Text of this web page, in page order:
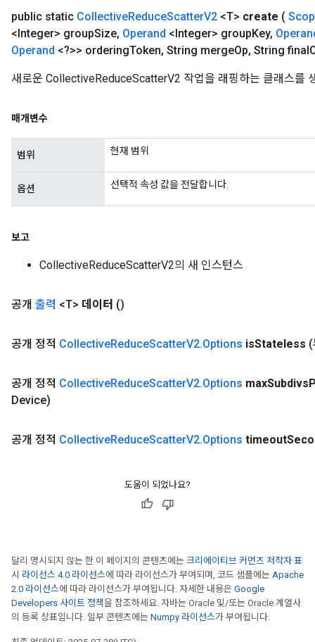
public static CollectiveReduceScatterV2 <T> create (
<Integer> groupSize, Operand <Integer> groupKey,
Operand <?>> orderingToken, String mergeOp, String final
새로운 CollectiveReduceScatterV2 작업을 래핑하는 클래스를
매개변수
범위 현재 범위
옵션 선택적 속성 값을 전달합니다.
보고
CollectiveReduceScatterV2의 새 인스턴스
공개 출력 <T> 데이터 ()
공개 정적 CollectiveReduceScatterV2.Options isStateless
공개 정적 CollectiveReduceScatterV2.Options maxSubdivs
Device)
공개 정적 CollectiveReduceScatterV2.Options timeout
도움이 되었나요?
달리 명시되지 않는 한 이 페이지의 콘텐츠에는 크리에이티브 커먼즈 저작자 표
시 라이선스 4.0 라이선스에 따라 라이선스가 부여되며, 코드 샘플에는 Apache
2.0 라이선스에 따라 라이선스가 부여됩니다. 자세한 내용은 Google
Developers 사이트 정책을 참조하세요. 자바는 Oracle 및/또는 Oracle 계열사
의 등록 상표입니다. 일부 콘텐츠에는 Numpy 라이선스가 부여됩니다.